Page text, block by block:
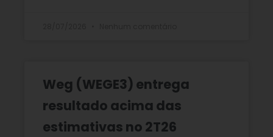
Weg (WEGE3) entrega
resultado acima das
estimativas no 2T26